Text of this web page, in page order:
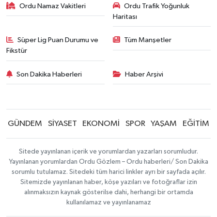
Ordu Namaz Vakitleri
Ordu Trafik Yoğunluk
Haritası
Süper Lig Puan Durumu ve
Fikstür
Tüm Manşetler
Son Dakika Haberleri Haber Arşivi
GÜNDEM SİYASET EKONOMİ SPOR YAŞAM EĞİTİM
Sitede yayınlanan içerik ve yorumlardan yazarları sorumludur.
Yayınlanan yorumlardan Ordu Gözlem – Ordu haberleri/ Son Dakika
sorumlu tutulamaz. Sitedeki tüm harici linkler ayrı bir sayfada açılır.
Sitemizde yayınlanan haber, köşe yazıları ve fotoğraflar izin
alınmaksızın kaynak gösterilse dahi, herhangi bir ortamda
kullanılamaz ve yayınlanamaz